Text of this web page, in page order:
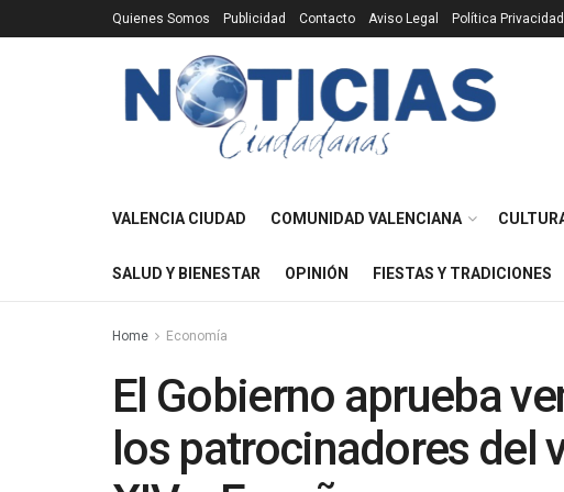
Quienes Somos Publicidad Contacto Aviso Legal Política Privacidad
VALENCIA CIUDAD COMUNIDAD VALENCIANA
SALUD Y BIENESTAR OPINIÓN FIESTAS Y TRADICIONES
Home Economía
El Gobierno aprueba
los patrocinadores del